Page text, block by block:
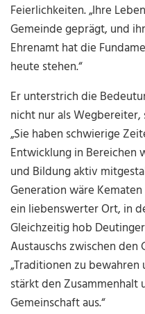
Feierlichkeiten. „Ihre
Gemeinde geprägt, und
Ehrenamt hat die
heute stehen.“
Er unterstrich die
nicht nur als
„Sie haben schwierige
Entwicklung in Bereichen
und Bildung aktiv
Generation wäre
ein liebenswerter Ort, in
Gleichzeitig hob
Austauschs zwischen
„Traditionen zu
stärkt den Zusammenhalt
Gemeinschaft aus.“